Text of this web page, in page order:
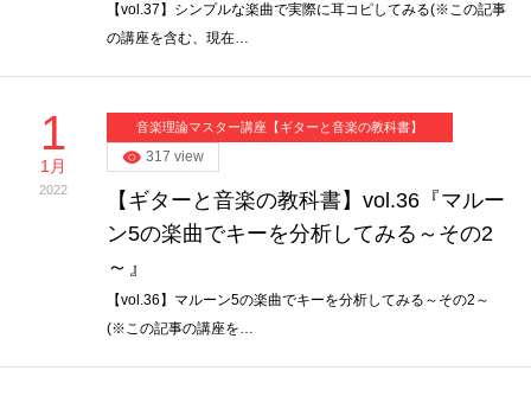
【vol.37】シンプルな楽曲で実際に耳コピしてみる(※この記事
の講座を含む、現在…
1
1月
2022
音楽理論マスター講座【ギターと音楽の教科書】
317 view
【ギターと音楽の教科書】vol.36『マルー
ン5の楽曲でキーを分析してみる～その2
～』
【vol.36】マルーン5の楽曲でキーを分析してみる～その2～
(※この記事の講座を…